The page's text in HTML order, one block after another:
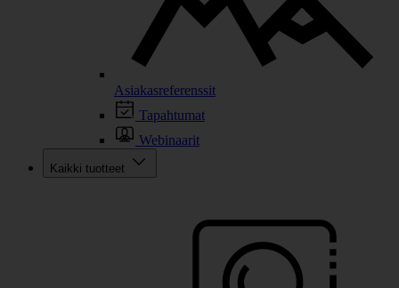
Asiakasreferenssit
Tapahtumat
Webinaarit
Kaikki tuotteet